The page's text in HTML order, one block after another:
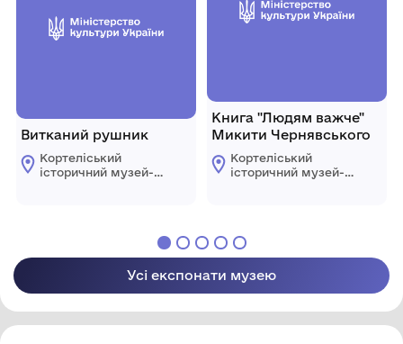
Витканий рушник
Кортеліський
історичний музей-
Книга "Людям важче"
Микити Чернявського
Кортеліський
історичний музей-
Усі експонати музею